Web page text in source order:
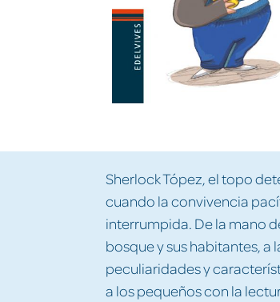
Sherlock Tópez, el topo
cuando la convivencia
interrumpida. De la mano
bosque y sus habitantes, a
peculiaridades y
a los pequeños con la